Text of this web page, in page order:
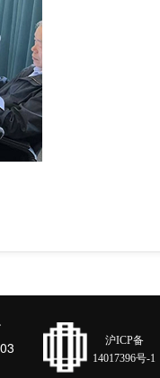
沪ICP备
14017396号-1